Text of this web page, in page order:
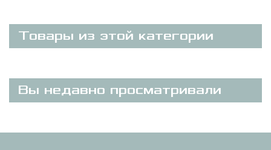
Товары из этой категории
Вы недавно просматривали